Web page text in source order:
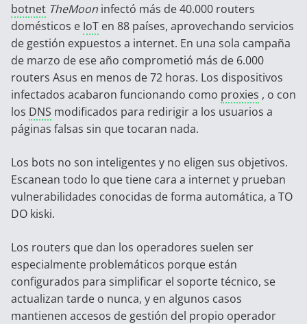
botnet TheMoon infectó más de 40.000 routers
domésticos e IoT en 88 países, aprovechando servicios
de gestión expuestos a internet. En una sola campaña
de marzo de ese año comprometió más de 6.000
routers Asus en menos de 72 horas. Los dispositivos
infectados acabaron funcionando como proxies , o con
los DNS modificados para redirigir a los usuarios a
páginas falsas sin que tocaran nada.
Los bots no son inteligentes y no eligen sus objetivos.
Escanean todo lo que tiene cara a internet y prueban
vulnerabilidades conocidas de forma automática, a TO
DO kiski.
Los routers que dan los operadores suelen ser
especialmente problemáticos porque están
configurados para simplificar el soporte técnico, se
actualizan tarde o nunca, y en algunos casos
mantienen accesos de gestión del propio operador